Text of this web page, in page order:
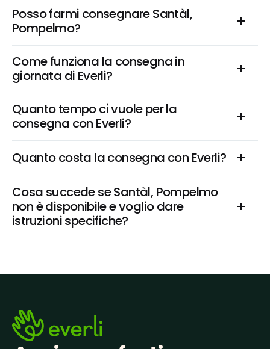
Posso farmi consegnare Santàl,
Pompelmo?
Come funziona la consegna in
giornata di Everli?
Quanto tempo ci vuole per la
consegna con Everli?
Quanto costa la consegna con Everli?
Cosa succede se Santàl, Pompelmo
non è disponibile e voglio dare
istruzioni specifiche?